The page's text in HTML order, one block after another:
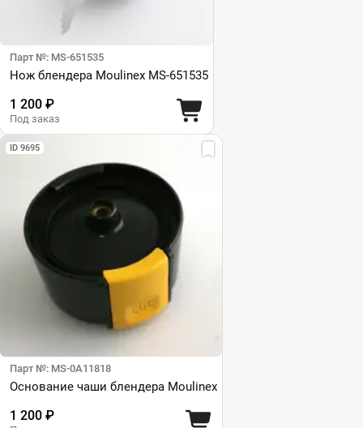
Парт №: MS-651535
Нож блендера Moulinex MS-651535
1 200 ₽
Под заказ
ID 9695
Парт №: MS-0A11818
Основание чаши блендера Moulinex
1 200 ₽